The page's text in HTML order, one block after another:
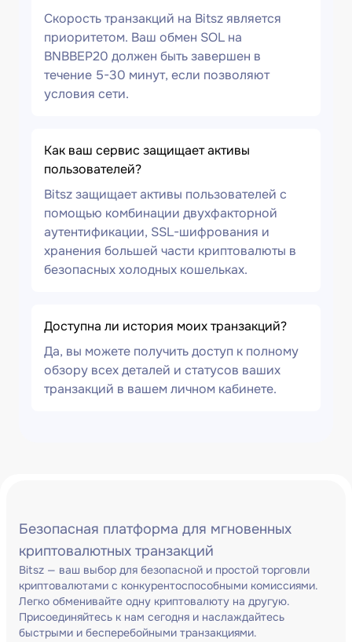
Скорость транзакций на Bitsz является
приоритетом. Ваш обмен SOL на
BNBBEP20 должен быть завершен в
течение 5-30 минут, если позволяют
условия сети.
Как ваш сервис защищает активы
пользователей?
Bitsz защищает активы пользователей с
помощью комбинации двухфакторной
аутентификации, SSL-шифрования и
хранения большей части криптовалюты в
безопасных холодных кошельках.
Доступна ли история моих транзакций?
Да, вы можете получить доступ к полному
обзору всех деталей и статусов ваших
транзакций в вашем личном кабинете.
Безопасная платформа для мгновенных
криптовалютных транзакций
Bitsz — ваш выбор для безопасной и простой торговли
криптовалютами с конкурентоспособными комиссиями.
Легко обменивайте одну криптовалюту на другую.
Присоединяйтесь к нам сегодня и наслаждайтесь
быстрыми и бесперебойными транзакциями.